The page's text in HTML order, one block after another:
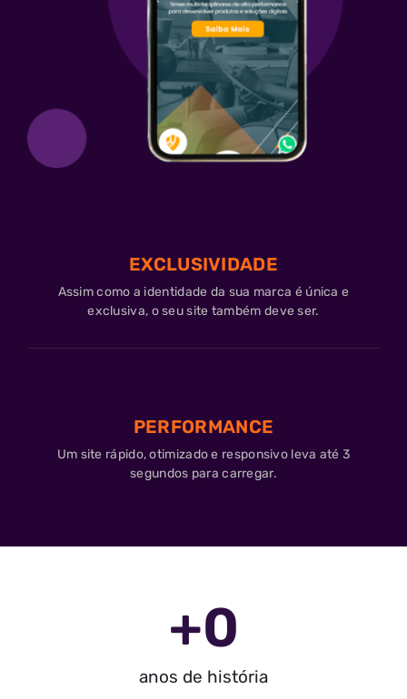
contato@decsigner.com.br
EXCLUSIVIDADE
Assim como a identidade da sua marca é única e
exclusiva, o seu site também deve ser.
PERFORMANCE
Um site rápido, otimizado e responsivo leva até 3
segundos para carregar.
anos de história
+0